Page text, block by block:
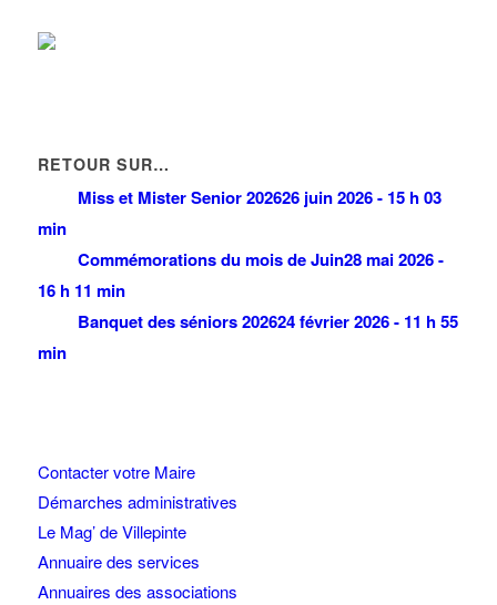
RETOUR SUR…
Miss et Mister Senior 202626 juin 2026 - 15 h 03
min
Commémorations du mois de Juin28 mai 2026 -
16 h 11 min
Banquet des séniors 202624 février 2026 - 11 h 55
min
Contacter votre Maire
Démarches administratives
Le Mag’ de Villepinte
Annuaire des services
Annuaires des associations